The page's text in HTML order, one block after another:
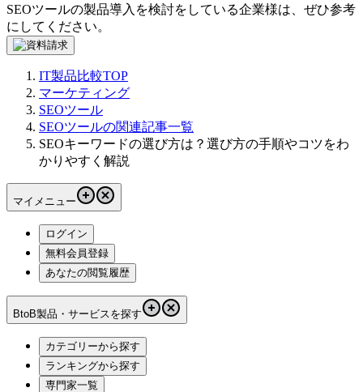
SEOツールの製品導入を検討をしている企業様は、ぜひ参考
にしてください。
IT製品比較TOP
マーケティング
SEOツール
SEOツールの関連記事一覧
SEOキーワードの選び方は？選び方の手順やコツをわ
かりやすく解説
マイメニュー
ログイン
無料会員登録
あなたの閲覧履歴
BtoB製品・サービスを探す
カテゴリーから探す
ランキングから探す
専門家一覧